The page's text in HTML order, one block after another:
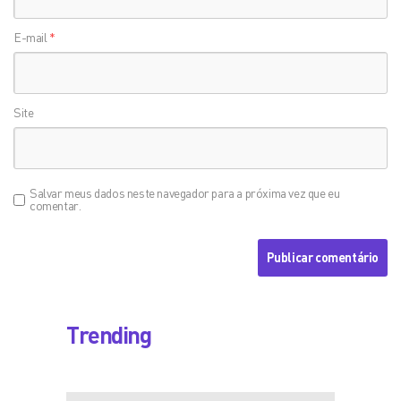
E-mail *
Site
Salvar meus dados neste navegador para a próxima vez que eu
comentar.
Trending